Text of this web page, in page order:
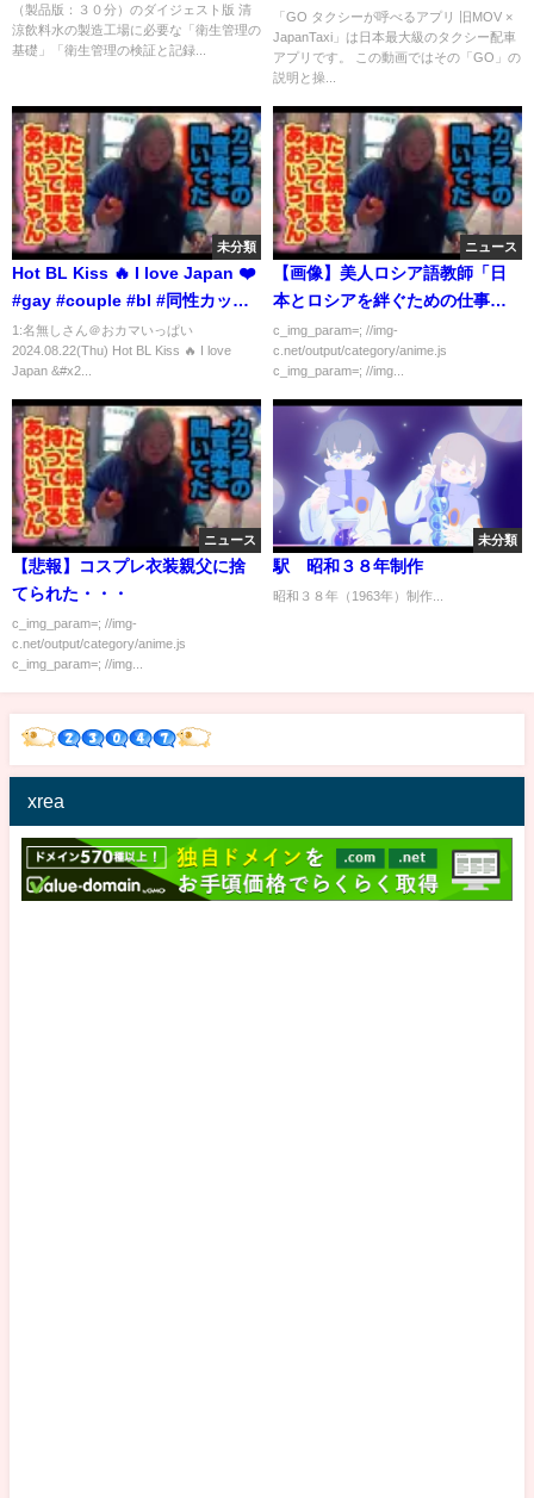
（製品版：３０分）のダイジェスト版 清
涼飲料水の製造工場に必要な「衛生管理の
基礎」「衛生管理の検証と記録...
JapanTaxiの後継です。竹野内
豊さんのCMでお馴染み、日本一
詳しい「GOする！」の使い方。
ずに決済！
「GO タクシーが呼べるアプリ 旧MOV ×
JapanTaxi」は日本最大級のタクシー配車
アプリです。 この動画ではその「GO」の
説明と操...
未分類
Hot BL Kiss 🔥 I love Japan ❤️
#gay #couple #bl #同性カップ
ル #blfan #lgbtq
1:名無しさん＠おカマいっぱい
2024.08.22(Thu) Hot BL Kiss 🔥 I love
Japan &#x2...
ニュース
【画像】美人ロシア語教師「日
本とロシアを絆ぐための仕事を
したいです！」
c_img_param=; //img-
c.net/output/category/anime.js
c_img_param=; //img...
ニュース
【悲報】コスプレ衣装親父に捨
てられた・・・
c_img_param=; //img-
c.net/output/category/anime.js
c_img_param=; //img...
未分類
駅 昭和３８年制作
昭和３８年（1963年）制作...
xrea